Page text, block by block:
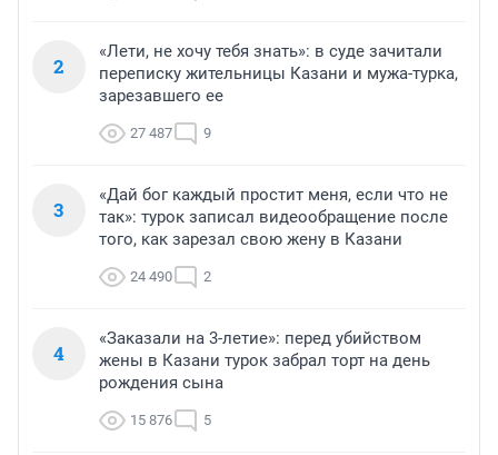
2
«Лети, не хочу тебя знать»: в суде зачитали
переписку жительницы Казани и мужа-турка,
зарезавшего ее
27 487 9
3
«Дай бог каждый простит меня, если что не
так»: турок записал видеообращение после
того, как зарезал свою жену в Казани
24 490 2
4
«Заказали на 3-летие»: перед убийством
жены в Казани турок забрал торт на день
рождения сына
15 876 5